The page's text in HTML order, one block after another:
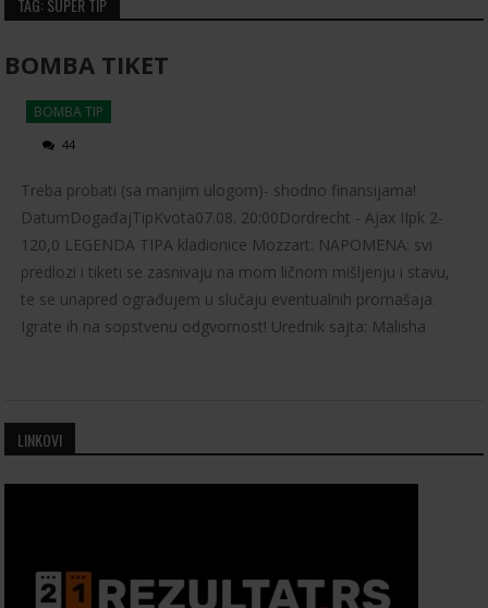
TAG: SUPER TIP
BOMBA TIKET
BOMBA TIP
44
Treba probati (sa manjim ulogom)- shodno finansijama!
DatumDogađajTipKvota07.08. 20:00Dordrecht - Ajax IIpk 2-
120,0 LEGENDA TIPA kladionice Mozzart: NAPOMENA: svi
predlozi i tiketi se zasnivaju na mom ličnom mišljenju i stavu,
te se unapred ograđujem u slučaju eventualnih promašaja.
Igrate ih na sopstvenu odgvornost! Urednik sajta: Malisha
LINKOVI